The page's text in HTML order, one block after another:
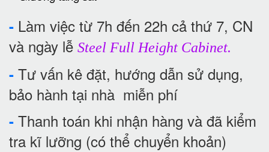
- Làm việc từ 7h đến 22h cả thứ 7, CN
và ngày lễ Steel Full Height Cabinet.
- Tư vấn kê đặt, hướng dẫn sử dụng,
bảo hành tại nhà miễn phí
- Thanh toán khi nhận hàng và đã kiểm
tra kĩ lưỡng (có thể chuyển khoản)